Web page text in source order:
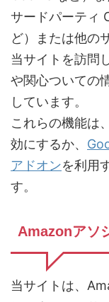
サードパーティ
ど）または他の
当サイトを訪問
や関心ついての
しています。
これらの機能は
効にするか、
アドオンを利用
す。
Amazonアソ
当サイトは、